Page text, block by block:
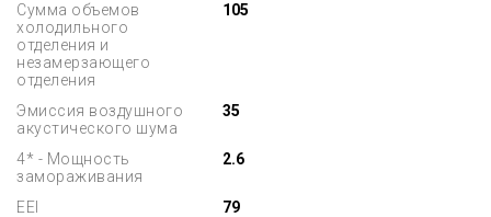
Сумма объемов
холодильного
отделения и
незамерзающего
отделения
105
Эмиссия воздушного
акустического шума
35
4* - Мощность
замораживания
2.6
EEI 79